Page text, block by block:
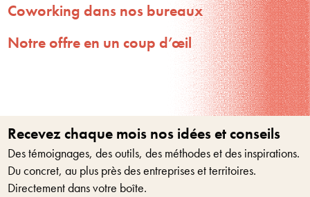
Coworking dans nos bureaux
Notre offre en un coup d’œil
Recevez chaque mois nos idées et conseils
Des témoignages, des outils, des méthodes et des inspirations.
Du concret, au plus près des entreprises et territoires.
Directement dans votre boîte.